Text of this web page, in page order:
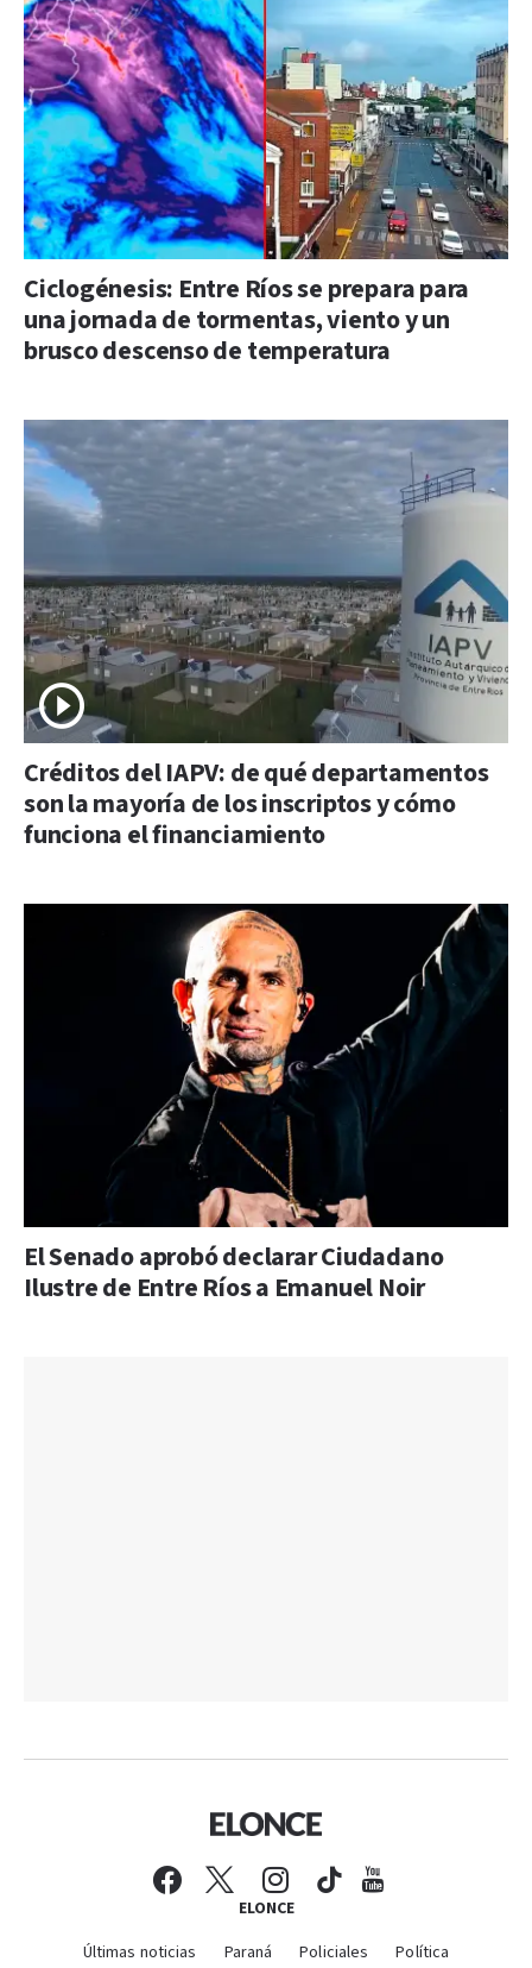
Ciclogénesis: Entre Ríos se prepara para
una jornada de tormentas, viento y un
brusco descenso de temperatura
Créditos del IAPV: de qué departamentos
son la mayoría de los inscriptos y cómo
funciona el financiamiento
El Senado aprobó declarar Ciudadano
Ilustre de Entre Ríos a Emanuel Noir
ELONCE
Últimas noticias Paraná Policiales Política